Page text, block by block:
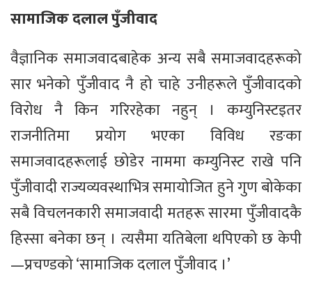
सामाजिक दलाल पुँजीवाद
वैज्ञानिक समाजवादबाहेक अन्य सबै समाजवादहरूको
सार भनेको पुँजीवाद नै हो चाहे उनीहरूले पुँजीवादको
विरोध नै किन गरिरहेका नहुन् । कम्युनिस्टइतर
राजनीतिमा प्रयोग भएका विविध रङका
समाजवादहरूलाई छोडेर नाममा कम्युनिस्ट राखे पनि
पुँजीवादी राज्यव्यवस्थाभित्र समायोजित हुने गुण बोकेका
सबै विचलनकारी समाजवादी मतहरू सारमा पुँजीवादकै
हिस्सा बनेका छन् । त्यसैमा यतिबेला थपिएको छ केपी
—प्रचण्डको ‘सामाजिक दलाल पुँजीवाद ।’